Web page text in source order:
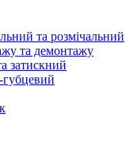
та розмічальний
та демонтажу
затискний
губцевий